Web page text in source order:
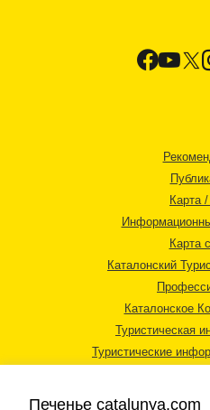
Карта
Карта
Каталонский
Каталонское
Туристическая
Туристические
Печенье catalunya.com